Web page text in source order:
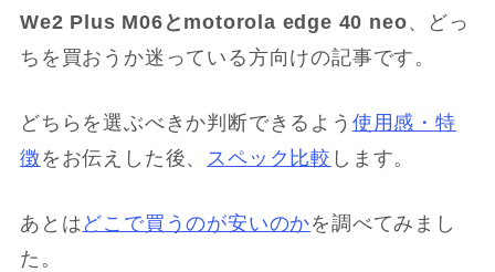
We2 Plus M06と motorola edge 40 neo、どっ
ちを買おうか迷っている方向けの記事です。
どちらを選ぶべきか判断できるよう 使用感・特
徴 をお伝えした後、 スペック比較 します。
あとは どこで買うのが安いのかを調べてみまし
た。